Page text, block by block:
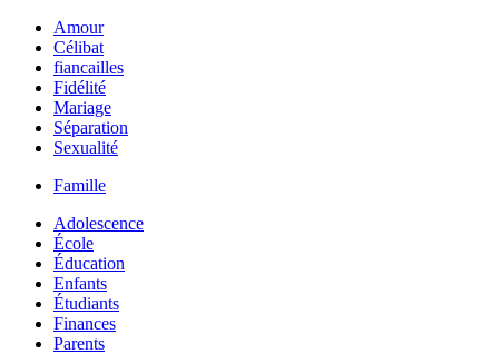
Amour
Célibat
fiancailles
Fidélité
Mariage
Séparation
Sexualité
Famille
Adolescence
École
Éducation
Enfants
Étudiants
Finances
Parents